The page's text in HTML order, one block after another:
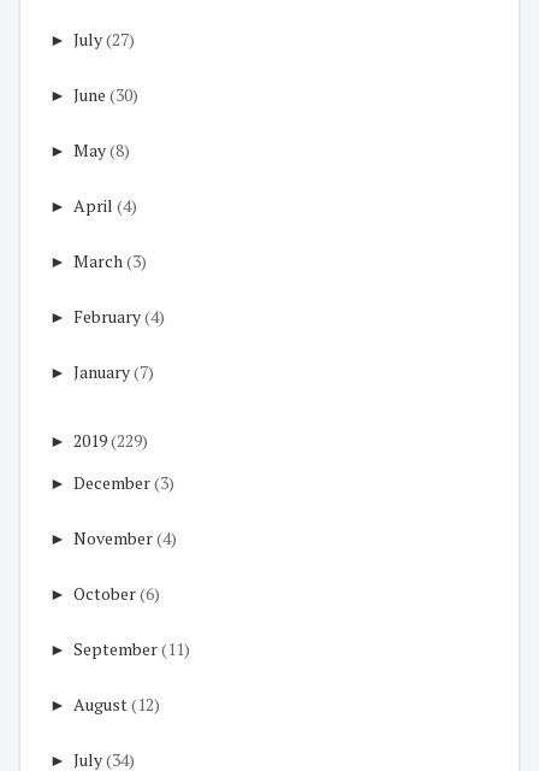
► July(27)
► June (30)
► May(8)
► April (4)
► March(3)
► February(4)
► January(7)
► 2019(229)
► December(3)
► November(4)
► October(6)
► September(11)
► August(12)
► July(34)